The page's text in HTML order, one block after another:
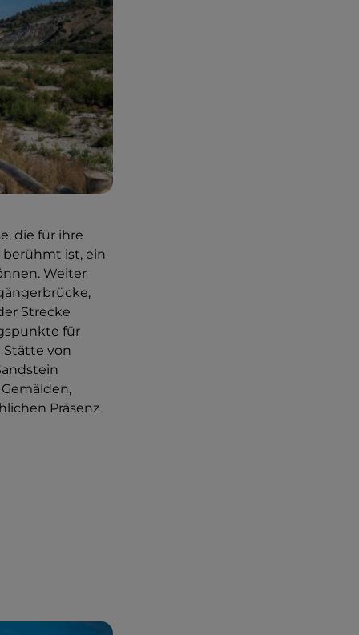
die für ihre
berühmt ist, ein
Weiter
Strecke
für
Stätte von
Präsenz